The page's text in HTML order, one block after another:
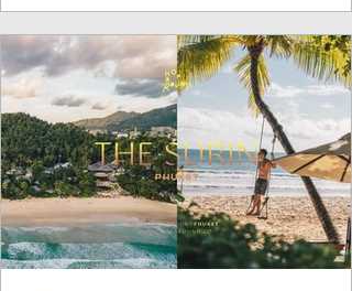
อย่างลงตัว ร่วมดื่มด่ำไปกับสุนทรียภาพแห่ง
การพักผ่อนเหนือระดับที่ตอบโจทย์ทั้งสาย
อาร์ตและสถาปัตยกรรม พบกับนิยามใหม่ข
ความหรูหราที่เรียบง่ายแต่เปี่ยมด้วยรสนิยม
พร้อมสัมผัสประสบการณ์การใช้ชีวิตใจกลาง
ย่านธุรกิจที่ทันสมัยที่สุดของญี่ปุ่น Hotel
Toranomon Hills